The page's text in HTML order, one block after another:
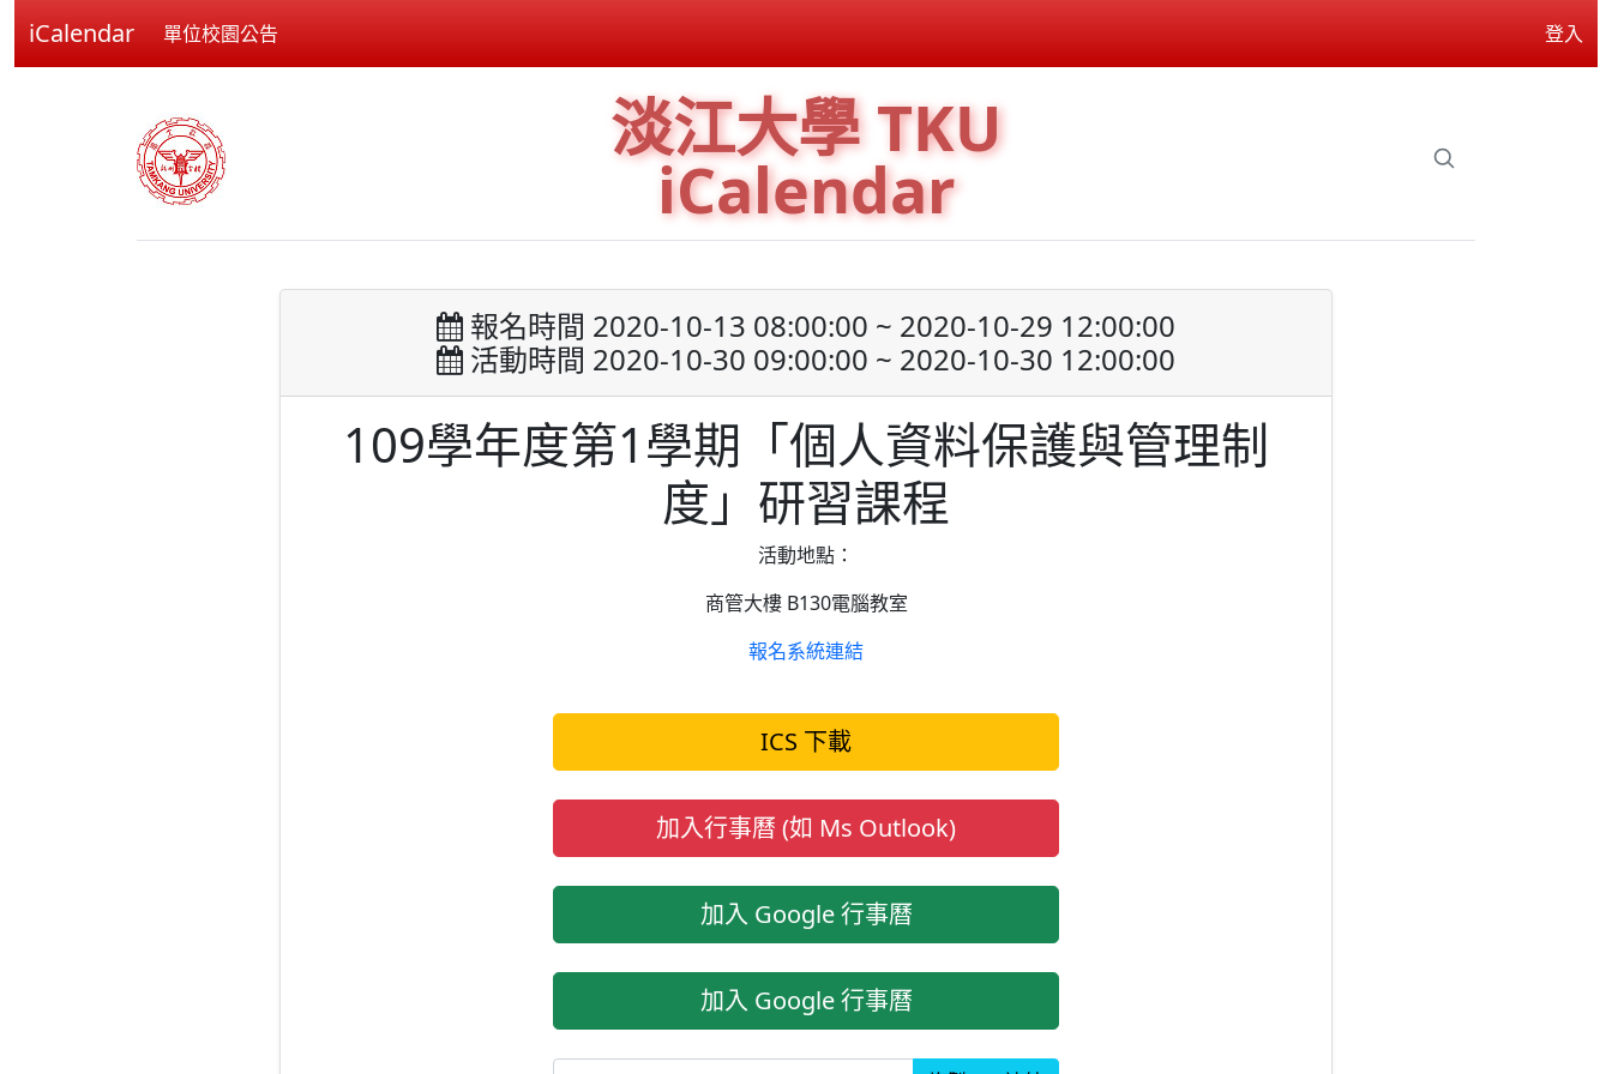
iCalendar 單位校園公告 登入
淡江大學 TKU
iCalendar
報名時間 2020-10-13 08:00:00 ~ 2020-10-29 12:00:00
活動時間 2020-10-30 09:00:00 ~ 2020-10-30 12:00:00
109學年度第1學期「個人資料保護與管理制
度」研習課程
活動地點：
商管大樓 B130電腦教室
報名系統連結
ICS 下載
加入行事曆 (如 Ms Outlook)
加入 Google 行事曆
加入 Google 行事曆